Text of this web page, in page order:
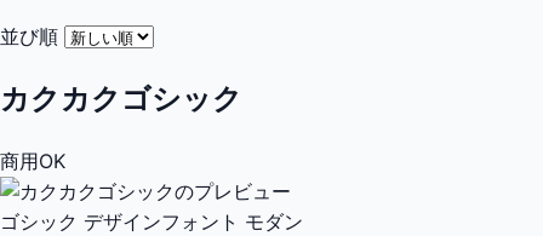
並び順
カクカクゴシック
商用OK
ゴシック デザインフォント モダン